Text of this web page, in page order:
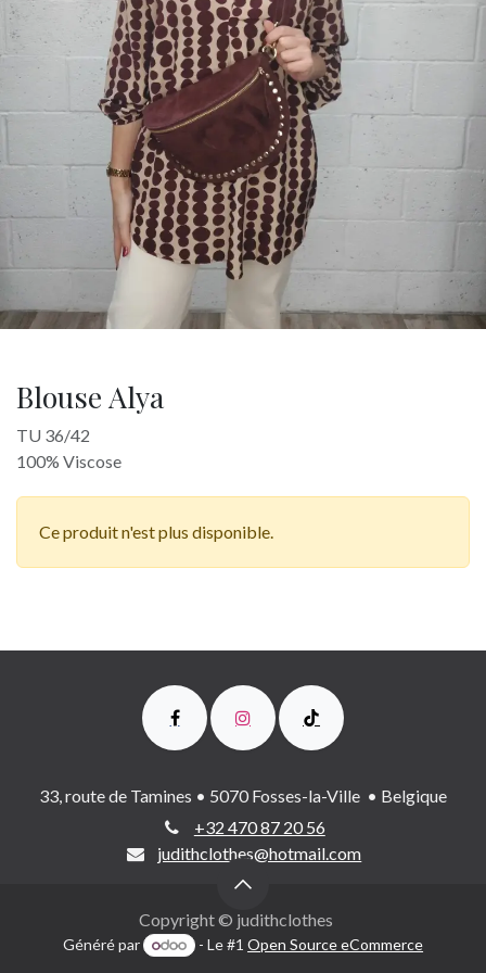
Blouse Alya
TU 36/42
100% Viscose
Ce produit n'est plus disponible.
33, route de Tamines • 5070 Fosses-la-Ville • Belgique
+32 470 87 20 56
judithclothes@hotmail.com
Copyright © judithclothes
Généré par - Le #1Open Source eCommerce